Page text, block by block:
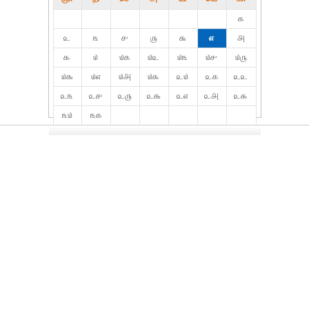
௧
௨
௩ ௪ ௫ ௬ ௭
௮
௯
௰ ௰௧ ௰௨ ௰௩ ௰௪
௰௫
௰௬
௰௭ ௰௮ ௰௯ ௨௰ ௨௧
௨௨
௨௩
௨௪ ௨௫ ௨௬ ௨௭ ௨௮
௨௯
௩௰
௩௧